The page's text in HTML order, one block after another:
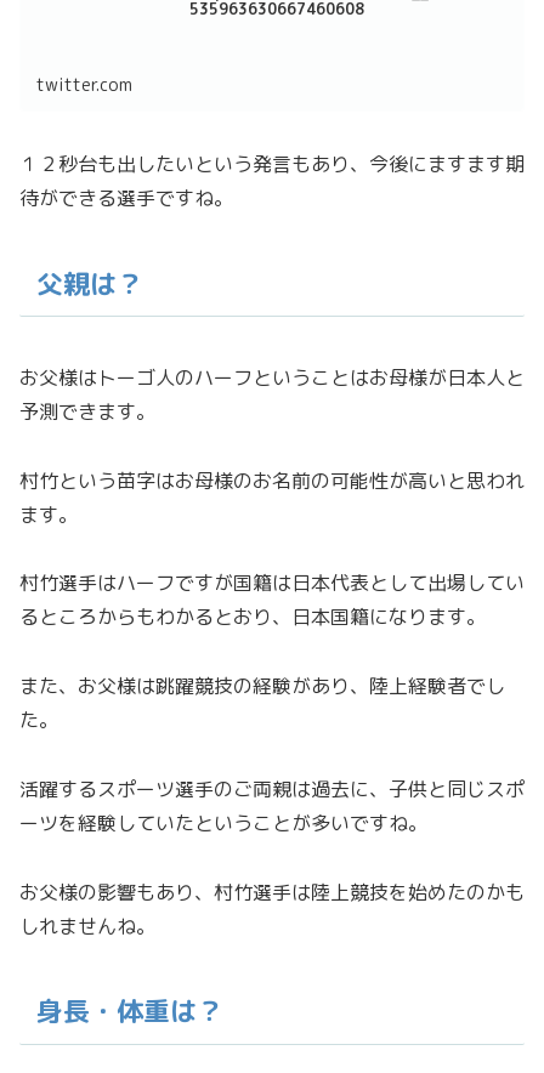
535963630667460608
twitter.com
１２秒台も出したいという発言もあり、今後にますます期
待ができる選手ですね。
父親は？
お父様はトーゴ人のハーフということはお母様が日本人と
予測できます。
村竹という苗字はお母様のお名前の可能性が高いと思われ
ます。
村竹選手はハーフですが国籍は日本代表として出場してい
るところからもわかるとおり、日本国籍になります。
また、お父様は跳躍競技の経験があり、陸上経験者でし
た。
活躍するスポーツ選手のご両親は過去に、子供と同じスポ
ーツを経験していたということが多いですね。
お父様の影響もあり、村竹選手は陸上競技を始めたのかも
しれませんね。
身長・体重は？